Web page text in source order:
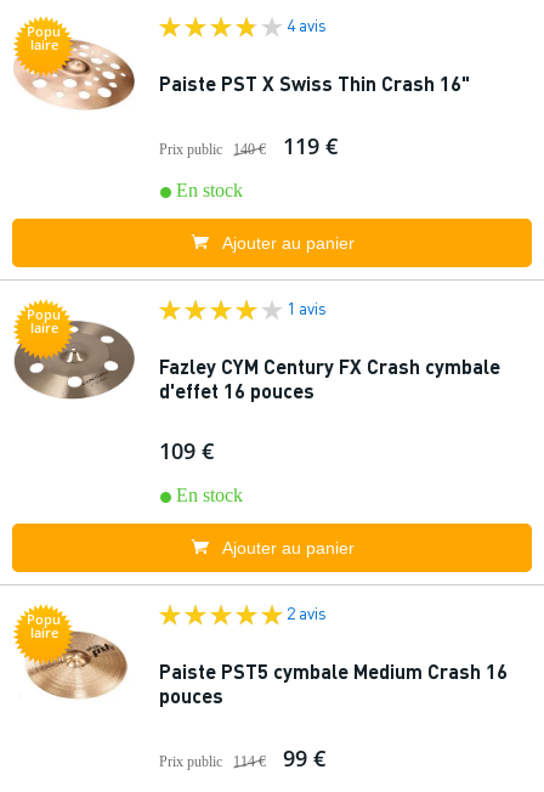
Popu
laire
4 avis
Paiste PST X Swiss Thin Crash 16"
Prix public 140 € 119 €
En stock
Ajouter au panier
Popu
laire
1 avis
Fazley CYM Century FX Crash cymbale
d'effet 16 pouces
109 €
En stock
Ajouter au panier
Popu
laire
2 avis
Paiste PST5 cymbale Medium Crash 16
pouces
Prix public 114 € 99 €